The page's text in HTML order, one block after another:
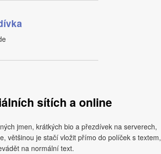
sítích a online
jmen, krátkých bio a přezdívek na serverech,
většinou je stačí vložit přímo do políček s textem,
na normální text.